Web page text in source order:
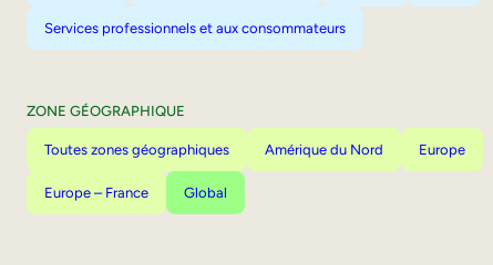
Services professionnels et aux consommateurs
ZONE GÉOGRAPHIQUE
Toutes zones géographiques Amérique du Nord Europe
Europe – France Global